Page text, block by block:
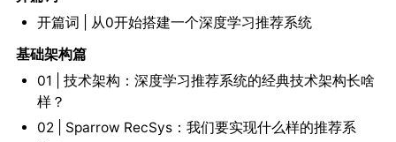
开篇词 | 从0开始搭建一个深度学习推荐系统
基础架构篇
01 | 技术架构：深度学习推荐系统的经典技术架构长啥
样？
02 | Sparrow RecSys：我们要实现什么样的推荐系